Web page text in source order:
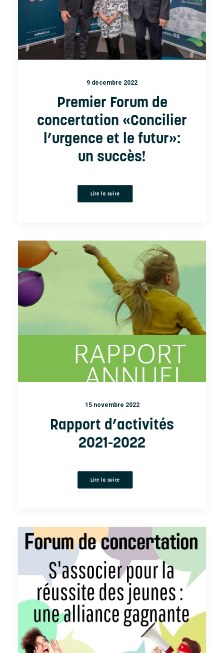
9 décembre 2022
Premier Forum de
concertation «Concilier
l’urgence et le futur»:
un succès!
Lire la suite
15 novembre 2022
Rapport d’activités
2021-2022
Lire la suite